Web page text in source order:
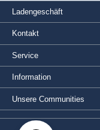
Ladengeschäft
Service
Information
Kontakt
Unsere Communities